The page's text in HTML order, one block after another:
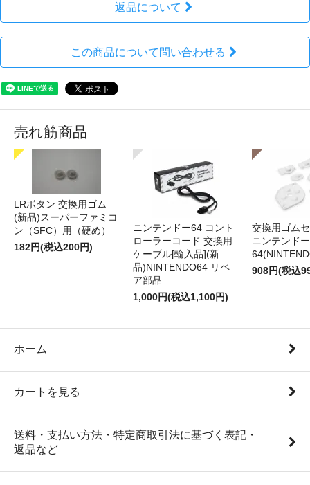
返品について
この商品について問い合わせる
売れ筋商品
LRボタン 交換用ゴム
(新品)スーパーファミコ
ン（SFC）用（硬め）
182円(税込200円)
ニンテンドー64 コント
ローラーコード 交換用
ケーブル[輸入品](新
品)NINTENDO64 リペ
ア部品
1,000円(税込1,100円)
交換用ゴム
ニンテンドー
908円(税込
ホーム
カートを見る
送料・支払い方法・特定商取引法に基づく表記・
返品など